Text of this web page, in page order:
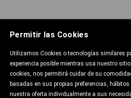
Permitir las Cookies
Utilizamos Cookies o tecnologías similares
experiencia posible mientras usa nuestro
cookies, nos permitirá cuidar de su
basadas en sus propias preferencias,
nuestra oferta individualmente a sus